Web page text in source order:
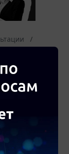
14 до 18 лет)
также